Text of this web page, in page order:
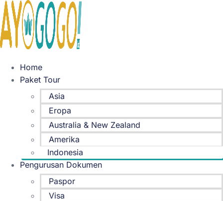
Skip
to
content
Home
Paket Tour
Asia
Eropa
Australia & New Zealand
Amerika
Indonesia
Pengurusan Dokumen
Paspor
Visa